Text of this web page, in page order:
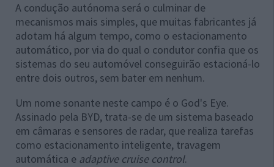
A condução autónoma será o culminar de
mecanismos mais simples, que muitas fabricantes já
adotam há algum tempo, como o estacionamento
automático, por via do qual o condutor confia que os
sistemas do seu automóvel conseguirão estacioná-lo
entre dois outros, sem bater em nenhum.
Um nome sonante neste campo é o God's Eye.
Assinado pela BYD, trata-se de um sistema baseado
em câmaras e sensores de radar, que realiza tarefas
como estacionamento inteligente, travagem
automática e adaptive cruise control.